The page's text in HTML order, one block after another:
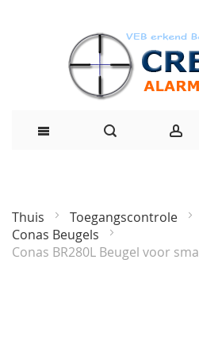
Thuis Toegangscontrole
Conas Beugels
Conas BR280L Beugel voor